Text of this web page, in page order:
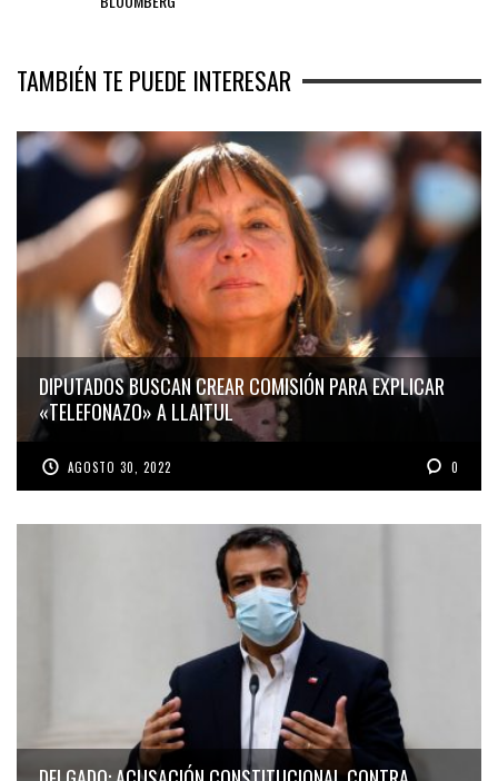
TAMBIÉN TE PUEDE INTERESAR
DIPUTADOS BUSCAN CREAR COMISIÓN PARA EXPLICAR
«TELEFONAZO» A LLAITUL
AGOSTO 30, 2022 0